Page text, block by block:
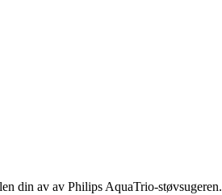
din av av Philips AquaTrio-støvsugeren.